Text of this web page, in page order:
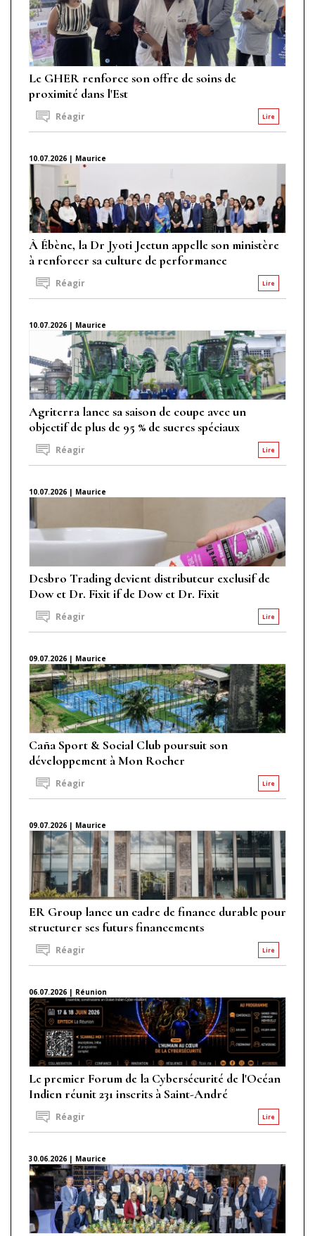
Le GHER renforce son offre de soins de
proximité dans l'Est
Lire
Réagir
10.07.2026 | Maurice
À Ébène, la Dr Jyoti Jeetun appelle son ministère
à renforcer sa culture de performance
Lire
Réagir
10.07.2026 | Maurice
Agriterra lance sa saison de coupe avec un
objectif de plus de 95 % de sucres spéciaux
Lire
Réagir
10.07.2026 | Maurice
Desbro Trading devient distributeur exclusif de
Dow et Dr. Fixit if de Dow et Dr. Fixit
Lire
Réagir
09.07.2026 | Maurice
Caña Sport & Social Club poursuit son
développement à Mon Rocher
Lire
Réagir
09.07.2026 | Maurice
ER Group lance un cadre de finance durable pour
structurer ses futurs financements
Lire
Réagir
06.07.2026 | Réunion
Le premier Forum de la Cybersécurité de l'Océan
Indien réunit 231 inscrits à Saint-André
Lire
Réagir
30.06.2026 | Maurice